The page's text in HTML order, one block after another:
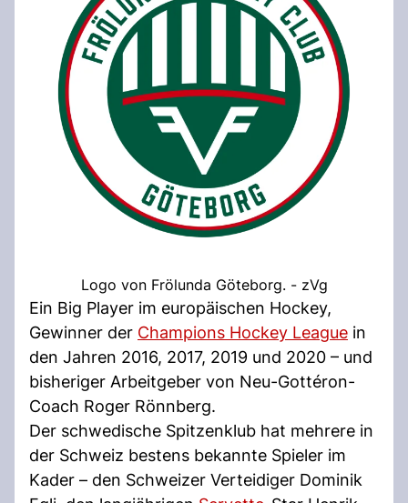
Logo von Frölunda Göteborg. - zVg
Ein Big Player im europäischen Hockey,
Gewinner der Champions Hockey League in
den Jahren 2016, 2017, 2019 und 2020 – und
bisheriger Arbeitgeber von Neu-Gottéron-
Coach Roger Rönnberg.
Der schwedische Spitzenklub hat mehrere in
der Schweiz bestens bekannte Spieler im
Kader – den Schweizer Verteidiger Dominik